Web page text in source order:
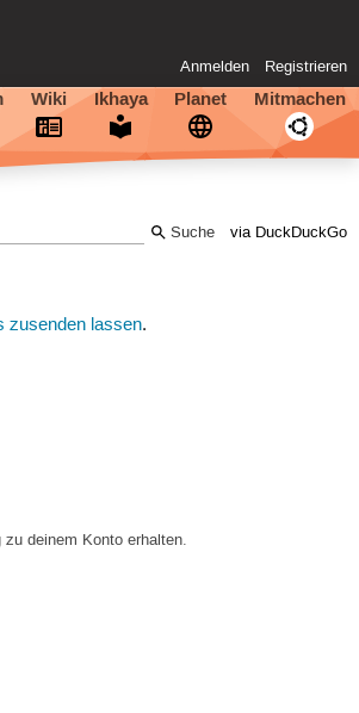
Anmelden Registrieren
Wiki Ikhaya Planet Mitmachen
via DuckDuckGo
zusenden lassen.
deinem Konto erhalten.